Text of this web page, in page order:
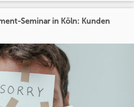
Seminar in Köln: Kunden